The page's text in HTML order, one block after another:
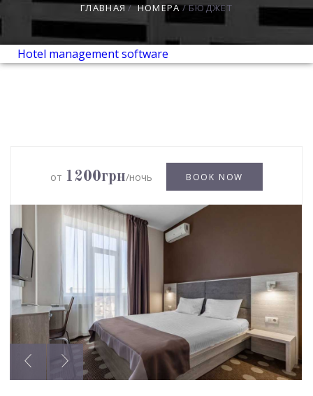
ГЛАВНАЯ НОМЕРА БЮДЖЕТ
Hotel management software
от 1200грн/ночь BOOK NOW